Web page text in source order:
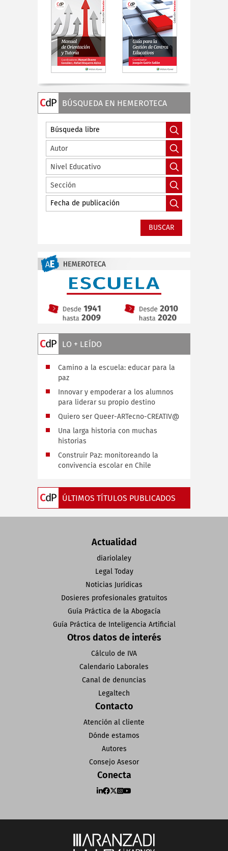
BÚSQUEDA EN HEMEROTECA
Autor
Nivel Educativo
Sección
LO + LEÍDO
Camino a la escuela: educar para la
paz
Innovar y empoderar a los alumnos
para liderar su propio destino
Quiero ser Queer-ARTecno-CREATIV@
Una larga historia con muchas
historias
Construir Paz: monitoreando la
convivencia escolar en Chile
ÚLTIMOS TÍTULOS PUBLICADOS
Actualidad
diariolaley
Legal Today
Noticias Jurídicas
Dosieres profesionales gratuitos
Guía Práctica de la Abogacía
Guía Práctica de Inteligencia Artificial
Otros datos de interés
Cálculo de IVA
Calendario Laborales
Canal de denuncias
Legaltech
Contacto
Atención al cliente
Dónde estamos
Autores
Consejo Asesor
Conecta